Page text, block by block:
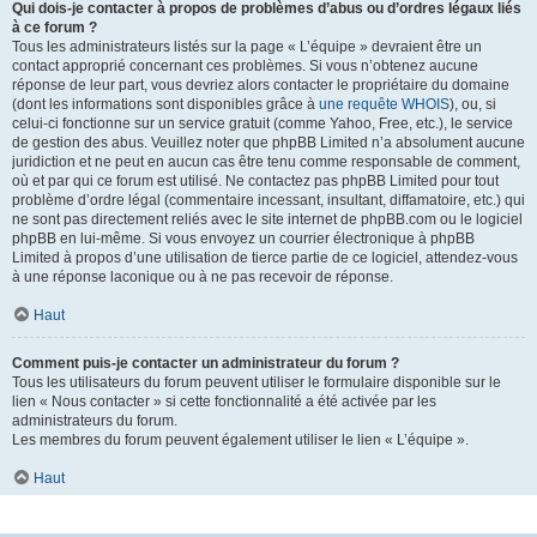
Qui dois-je contacter à propos de problèmes d’abus ou d’ordres légaux liés
à ce forum ?
Tous les administrateurs listés sur la page « L’équipe » devraient être un
contact approprié concernant ces problèmes. Si vous n’obtenez aucune
réponse de leur part, vous devriez alors contacter le propriétaire du domaine
(dont les informations sont disponibles grâce à une requête WHOIS), ou, si
celui-ci fonctionne sur un service gratuit (comme Yahoo, Free, etc.), le service
de gestion des abus. Veuillez noter que phpBB Limited n’a absolument aucune
juridiction et ne peut en aucun cas être tenu comme responsable de comment,
où et par qui ce forum est utilisé. Ne contactez pas phpBB Limited pour tout
problème d’ordre légal (commentaire incessant, insultant, diffamatoire, etc.) qui
ne sont pas directement reliés avec le site internet de phpBB.com ou le logiciel
phpBB en lui-même. Si vous envoyez un courrier électronique à phpBB
Limited à propos d’une utilisation de tierce partie de ce logiciel, attendez-vous
à une réponse laconique ou à ne pas recevoir de réponse.
Haut
Comment puis-je contacter un administrateur du forum ?
Tous les utilisateurs du forum peuvent utiliser le formulaire disponible sur le
lien « Nous contacter » si cette fonctionnalité a été activée par les
administrateurs du forum.
Les membres du forum peuvent également utiliser le lien « L’équipe ».
Haut